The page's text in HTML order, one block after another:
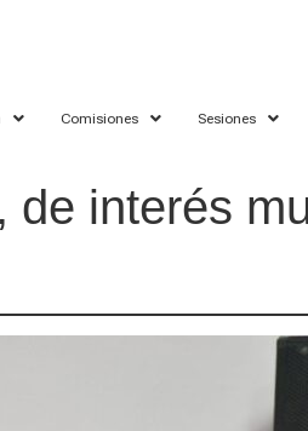
Comisiones Sesiones
de interés